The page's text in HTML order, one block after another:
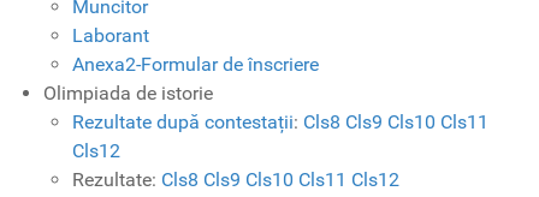
Muncitor
Laborant
Anexa2-Formular de înscriere
Olimpiada de istorie
Rezultate după contestații: Cls8 Cls9 Cls10 Cls11
Cls12
Rezultate: Cls8 Cls9 Cls10 Cls11 Cls12